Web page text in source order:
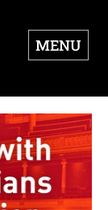
MENU